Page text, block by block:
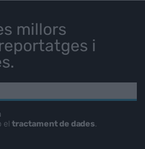
millors
i
eltractament de dades.